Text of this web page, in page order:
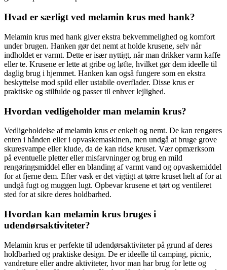
Hvad er særligt ved melamin krus med hank?
Melamin krus med hank giver ekstra bekvemmelighed og komfort
under brugen. Hanken gør det nemt at holde krusene, selv når
indholdet er varmt. Dette er især nyttigt, når man drikker varm kaffe
eller te. Krusene er lette at gribe og løfte, hvilket gør dem ideelle til
daglig brug i hjemmet. Hanken kan også fungere som en ekstra
beskyttelse mod spild eller ustabile overflader. Disse krus er
praktiske og stilfulde og passer til enhver lejlighed.
Hvordan vedligeholder man melamin krus?
Vedligeholdelse af melamin krus er enkelt og nemt. De kan rengøres
enten i hånden eller i opvaskemaskinen, men undgå at bruge grove
skuresvampe eller klude, da de kan ridse kruset. Vær opmærksom
på eventuelle pletter eller misfarvninger og brug en mild
rengøringsmiddel eller en blanding af varmt vand og opvaskemiddel
for at fjerne dem. Efter vask er det vigtigt at tørre kruset helt af for at
undgå fugt og muggen lugt. Opbevar krusene et tørt og ventileret
sted for at sikre deres holdbarhed.
Hvordan kan melamin krus bruges i
udendørsaktiviteter?
Melamin krus er perfekte til udendørsaktiviteter på grund af deres
holdbarhed og praktiske design. De er ideelle til camping, picnic,
vandreture eller andre aktiviteter, hvor man har brug for lette og